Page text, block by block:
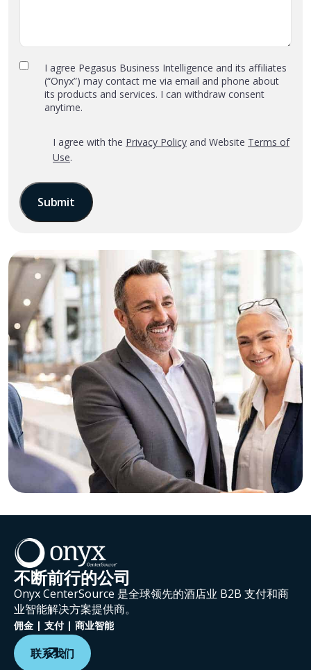
Privacy
Policy
Terms
I agree Pegasus Business Intelligence and its affiliates
(“Onyx”) may contact me via email and phone about
its products and services. I can withdraw consent
anytime.
‎I agree with the Privacy Policy and Website Terms of
Use.
不断前行的公司
Onyx CenterSource 是全球领先的酒店业 B2B 支付和商
业智能解决方案提供商。
佣金 | 支付 | 商业智能
联系我们